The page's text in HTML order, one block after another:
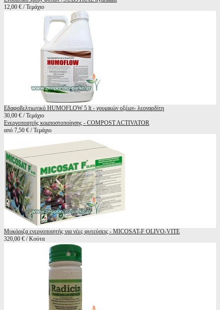
12,00 € / Τεμάχιο
Εδαφοβελτιωτικό HUMOFLOW 5 lt - χουμικών οξέων- λεοναρδίτη
30,00 € / Τεμάχιο
Ενεργοποιητής κομποστοποίησης - COMPOST ACTIVATOR
από 7,50 € / Τεμάχιο
Μυκόριζα ενεργοποιητής για νέες φυτεύσεις - MICOSAT-F OLIVO-VITE
320,00 € / Κούτα